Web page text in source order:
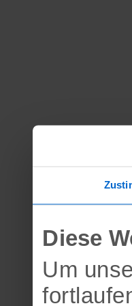
Diese
Um